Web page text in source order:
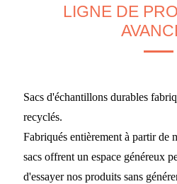
LIGNE DE
Sacs d'échantillons durables
recyclés.
Fabriqués entièrement à partir de
sacs offrent un espace généreux
d'essayer nos produits sans